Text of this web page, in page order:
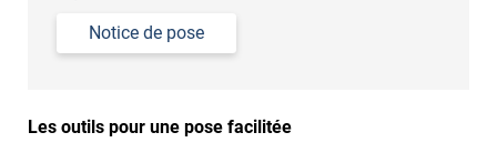
Notice de pose
Les outils pour une pose facilitée